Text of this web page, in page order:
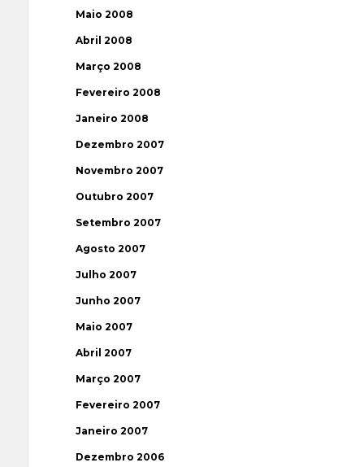
Maio 2008
Abril 2008
Março 2008
Fevereiro 2008
Janeiro 2008
Dezembro 2007
Novembro 2007
Outubro 2007
Setembro 2007
Agosto 2007
Julho 2007
Junho 2007
Maio 2007
Abril 2007
Março 2007
Fevereiro 2007
Janeiro 2007
Dezembro 2006